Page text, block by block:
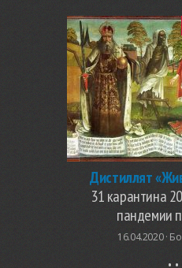
Дистиллят
31 карантина
пандемии
16.04.2020 ·